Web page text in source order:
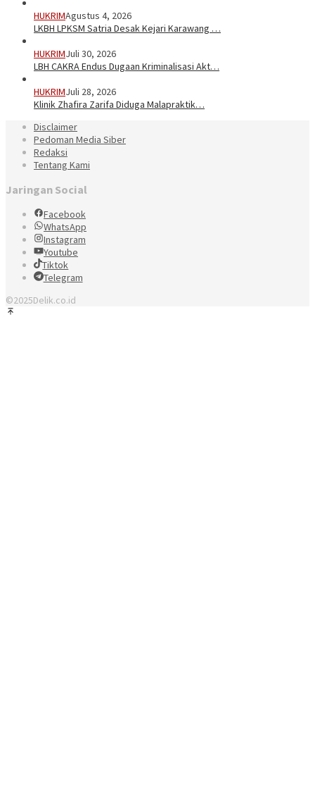
HUKRIMAgustus 4, 2026
LKBH LPKSM Satria Desak Kejari Karawang …
HUKRIMJuli 30, 2026
LBH CAKRA Endus Dugaan Kriminalisasi Akt…
HUKRIMJuli 28, 2026
Klinik Zhafira Zarifa Diduga Malapraktik…
Disclaimer
Pedoman Media Siber
Redaksi
Tentang Kami
Jaringan Social
Facebook
WhatsApp
Instagram
Youtube
Tiktok
Telegram
©2025Delik.co.id